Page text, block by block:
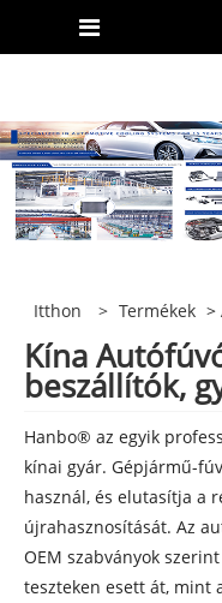
Itthon > Termékek >
Kína
beszállítók,
Hanbo® az egyik
kínai gyár. Gépjármű-
használ, és elutasítja a
újrahasznosítását. Az
OEM szabványok
teszteken esett át, mint